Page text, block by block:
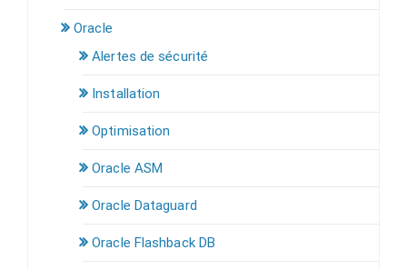
Oracle
Alertes de sécurité
Installation
Optimisation
Oracle ASM
Oracle Dataguard
Oracle Flashback DB